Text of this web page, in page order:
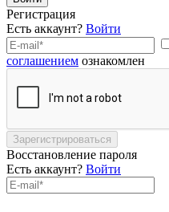
Регистрация
Есть аккаунт? Войти
соглашением ознакомлен
Зарегистрироваться
Восстановление пароля
Есть аккаунт? Войти